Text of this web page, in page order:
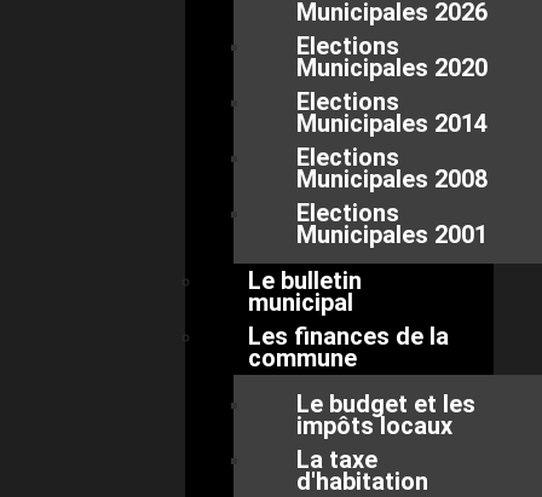
Municipales 2026
Elections
Municipales 2020
Elections
Municipales 2014
Elections
Municipales 2008
Elections
Municipales 2001
Le bulletin
municipal
Les finances de la
commune
Le budget et les
impôts locaux
La taxe
d'habitation